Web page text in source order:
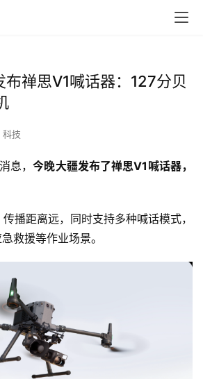
禅思V1喊话器：127分贝
科技
息，今晚大疆发布了禅思V1喊话器，
播距离远，同时支持多种喊话模式，
救援等作业场景。